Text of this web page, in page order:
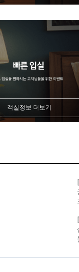
객실정보 더보기